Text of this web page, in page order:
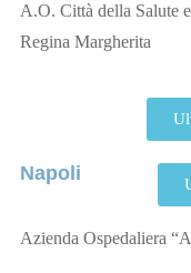
A.O. Città della Salute
Regina Margherita
Napoli
Azienda Ospedaliera